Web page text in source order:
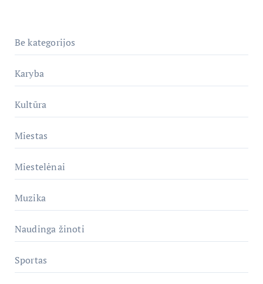
Be kategorijos
Karyba
Kultūra
Miestas
Miestelėnai
Muzika
Naudinga žinoti
Sportas